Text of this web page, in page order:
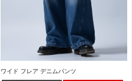
ワイド フレア デニムパンツ